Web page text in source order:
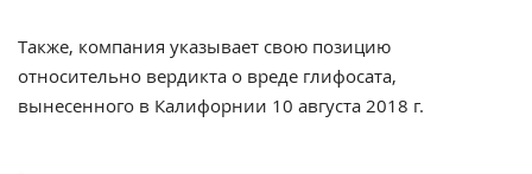
Также, компания указывает свою позицию
относительно вердикта о вреде глифосата,
вынесенного в Калифорнии 10 августа 2018 г.